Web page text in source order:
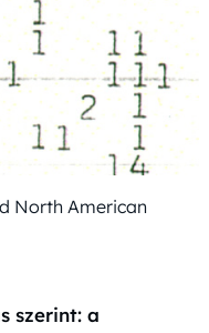
North American
szerint: a